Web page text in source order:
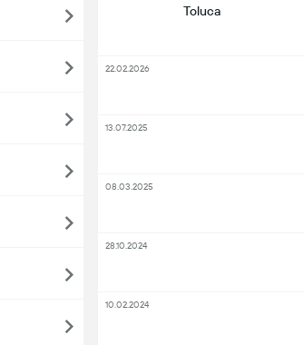
Toluca
22.02.2026
13.07.2025
08.03.2025
28.10.2024
10.02.2024